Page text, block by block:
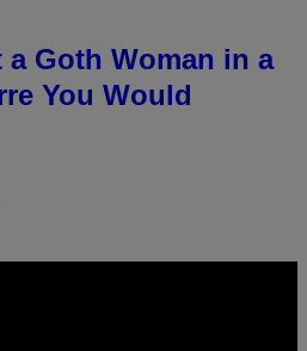
a Goth Woman in a
You Would